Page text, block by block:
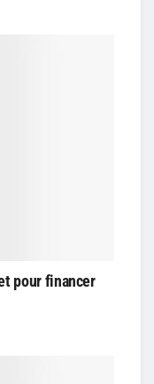
pour financer